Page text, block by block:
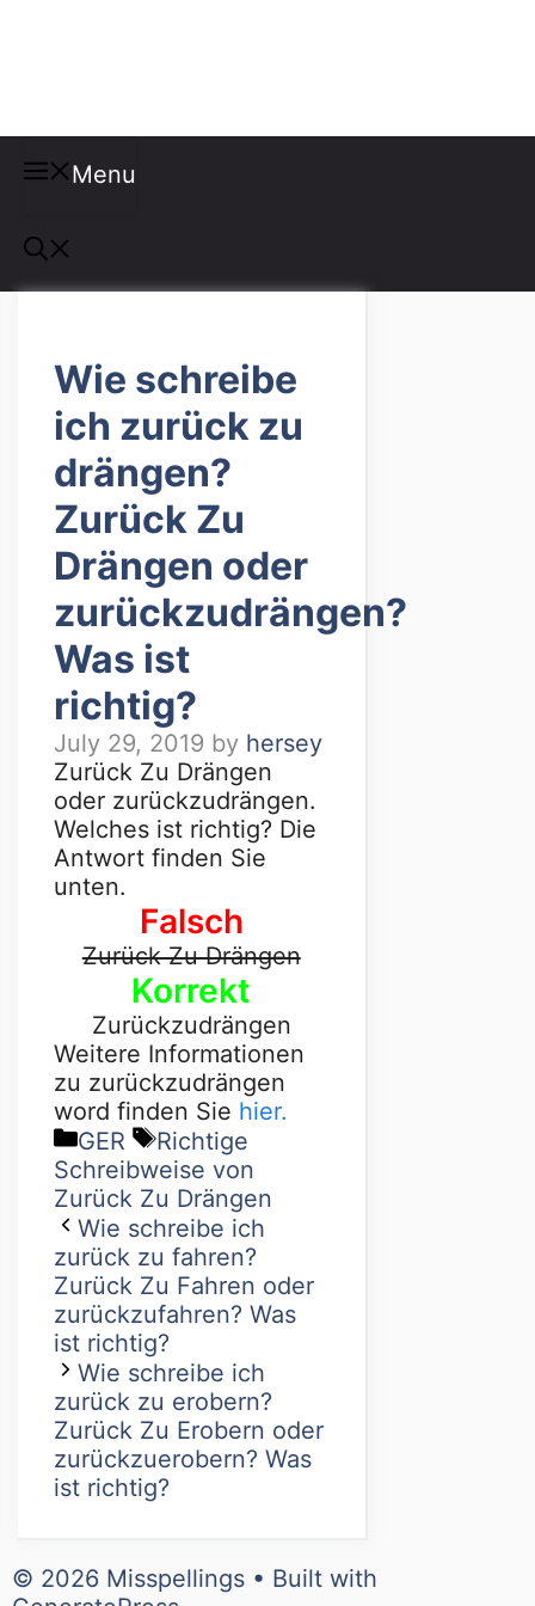
Menu
Wie schreibe
ich zurück zu
drängen?
Zurück Zu
Drängen oder
zurückzudrängen?
Was ist
richtig?
July 29, 2019 by hersey
Zurück Zu Drängen
oder zurückzudrängen.
Welches ist richtig? Die
Antwort finden Sie
unten.
Falsch
Zurück Zu Drängen
Korrekt
Zurückzudrängen
Weitere Informationen
zu zurückzudrängen
word finden Sie hier.
GER
Richtige
Schreibweise von
Zurück Zu Drängen
Wie schreibe ich
zurück zu fahren?
Zurück Zu Fahren oder
zurückzufahren? Was
ist richtig?
Wie schreibe ich
zurück zu erobern?
Zurück Zu Erobern oder
zurückzuerobern? Was
ist richtig?
© 2026 Misspellings • Built with